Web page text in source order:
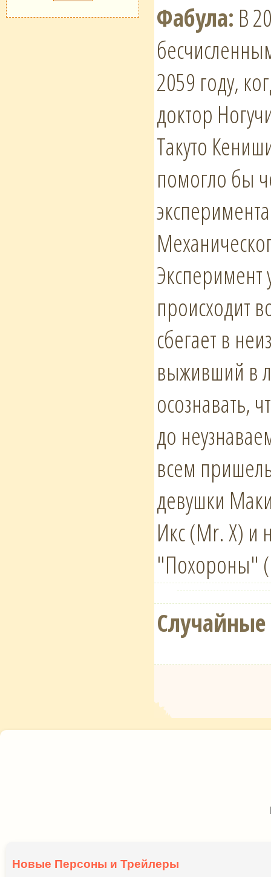
Фабула: В
2059 году,
доктор
Такуто
помогло бы
происходит
сбегает в
выживший в
осознавать,
до
всем
девушки
Икс (Mr. X) и
"Похороны"
Новые Персоны и Трейлеры